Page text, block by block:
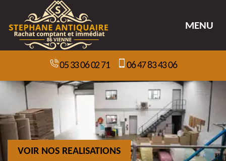
MENU
05 33 06 02 71 06 47 83 43 06
VOIR NOS REALISATIONS